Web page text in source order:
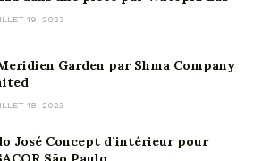
19, 2023
Garden par Shma Company
18, 2023
José Concept d’intérieur pour